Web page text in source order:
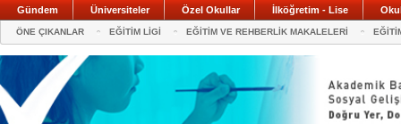
Gündem Üniversiteler Özel Okullar İlköğretim - Lise
ÖNE ÇIKANLAR EĞİTİM LİGİ EĞİTİM VE REHBERLİK MAKALELERİ